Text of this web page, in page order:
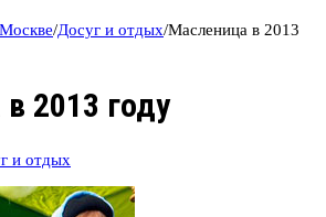
/Досуг и отдых/Масленица в 2013
2013 году
и отдых